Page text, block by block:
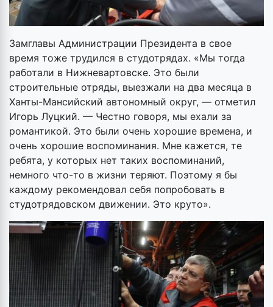
Замглавы Администрации Президента в свое
время тоже трудился в студотрядах. «Мы тогда
работали в Нижневартовске. Это были
строительные отряды, выезжали на два месяца в
Ханты-Мансийский автономный округ, — отметил
Игорь Луцкий. — Честно говоря, мы ехали за
романтикой. Это были очень хорошие времена, и
очень хорошие воспоминания. Мне кажется, те
ребята, у которых нет таких воспоминаний,
немного что-то в жизни теряют. Поэтому я бы
каждому рекомендовал себя попробовать в
студотрядовском движении. Это круто».